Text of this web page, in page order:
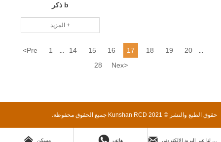
b ذكر
المزيد +
<Pre 1 14 15 16 17 18 19 20
28 Nex>
حقوق الطبع والنشر © 2021 Kunshan RCD جميع الحقوق محفوظة.
مسكن هاتف